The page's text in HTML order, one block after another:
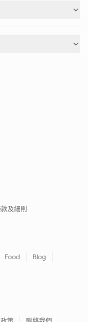
及細則
Food
Blog
策 聯絡我們